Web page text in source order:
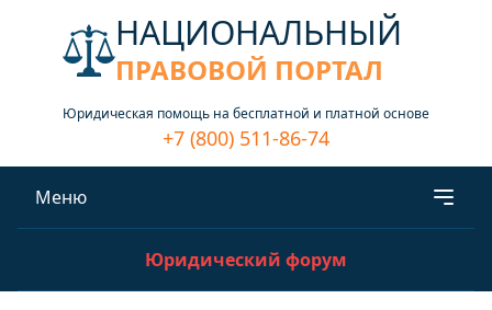
НАЦИОНАЛЬНЫЙ
ПРАВОВОЙ ПОРТАЛ
Юридическая помощь на бесплатной и платной основе
+7 (800) 511-86-74
Меню
Юридический форум